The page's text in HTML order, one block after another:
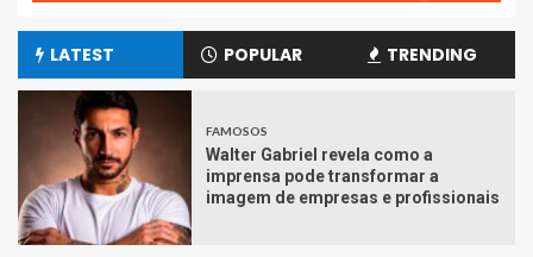
LATEST POPULAR TRENDING
FAMOSOS
Walter Gabriel revela como a
imprensa pode transformar a
imagem de empresas e profissionais